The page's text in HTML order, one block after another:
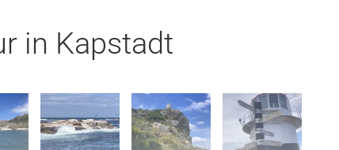
in Kapstadt